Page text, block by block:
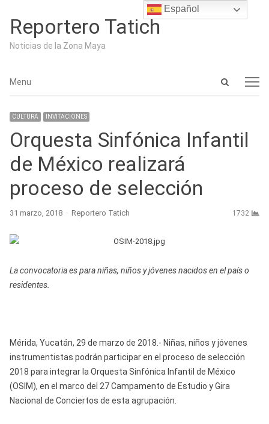
Reportero Tatich
Noticias de la Zona Maya
Open
Menu
Menu
CULTURA INVITACIONES
Orquesta Sinfónica Infantil
de México realizará
proceso de selección
31 marzo, 2018 Author
Reportero Tatich 1732
La convocatoria es para niñas, niños y jóvenes nacidos en el país o
residentes.
Mérida, Yucatán, 29 de marzo de 2018.- Niñas, niños y jóvenes
instrumentistas podrán participar en el proceso de selección
2018 para integrar la Orquesta Sinfónica Infantil de México
(OSIM), en el marco del 27 Campamento de Estudio y Gira
Nacional de Conciertos de esta agrupación.
Español